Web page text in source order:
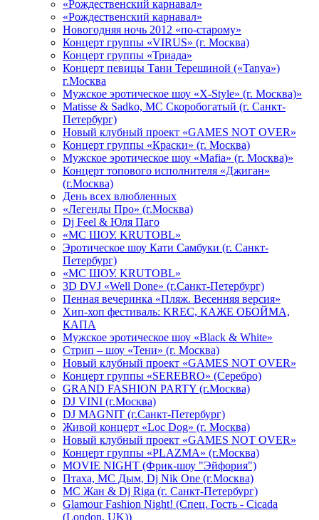
«Рождественский карнавал»
«Рождественский карнавал»
Новогодняя ночь 2012 «по-старому»
Концерт группы «VIRUS» (г. Москва)
Концерт группы «Триада»
Концерт певицы Тани Терешиной («Tanya»)
г.Москва
Мужское эротическое шоу «X-Style» (г. Москва)»
Matissе & Sadko, MC Скоробогатый (г. Санкт-
Петербург)
Новый клубный проект «GAMES NOT OVER»
Концерт группы «Краски» (г. Москва)
Мужское эротическое шоу «Mafia» (г. Москва)»
Концерт топового исполнителя «Джиган»
(г.Москва)
День всех влюбленных
«Легенды Про» (г.Москва)
Dj Feel & Юля Паго
«МС ШОУ. KRUTOBL»
Эротическое шоу Кати Самбуки (г. Санкт-
Петербург)
«МС ШОУ. KRUTOBL»
3D DVJ «Well Done» (г.Санкт-Петербург)
Пенная вечеринка «Пляж. Весенняя версия»
Хип-хоп фестиваль: KREC, КАЖЕ ОБОЙМА,
КАПА
Мужское эротическое шоу «Black & White»
Стрип – шоу «Тени» (г. Москва)
Новый клубный проект «GAMES NOT OVER»
Концерт группы «SEREBRO» (Серебро)
GRAND FASHION PARTY (г.Москва)
DJ VINI (г.Москва)
DJ MAGNIT (г.Санкт-Петербург)
Живой концерт «Loc Dog» (г. Москва)
Новый клубный проект «GAMES NOT OVER»
Концерт группы «PLAZMA» (г.Москва)
MOVIE NIGHT (Фрик-шоу "Эйфория")
Птаха, МС Дым, Dj Nik One (г.Москва)
МС Жан & Dj Riga (г. Санкт-Петербург)
Glamour Fashion Night! (Спец. Гость - Cicada
(London, UK))